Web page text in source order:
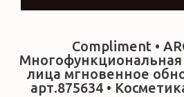
Compliment •
Многофункциональная
лица мгновенное
арт.875634 •